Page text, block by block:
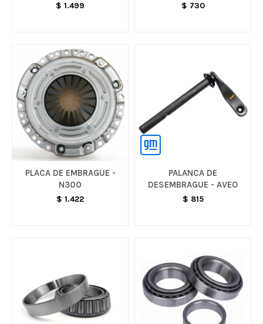
$ 1.499 $ 730
PLACA DE EMBRAGUE -
N300
$ 1.422
PALANCA DE
DESEMBRAGUE - AVEO
$ 815